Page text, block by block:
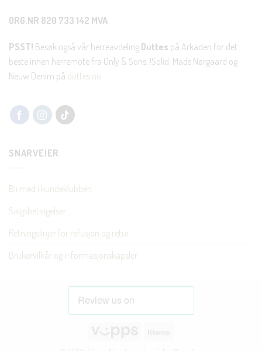
ORG.NR 820 733 142 MVA
PSST! Besøk også vår herreavdeling Duttes på Arkaden for det
beste innen herremote fra Only & Sons, !Solid, Mads Nørgaard og
Neuw Denim på duttes.no
SNARVEIER
Bli med i kundeklubben
Salgsbetingelser
Retningslinjer for refusjon og retur
Brukervilkår og informasjonskapsler